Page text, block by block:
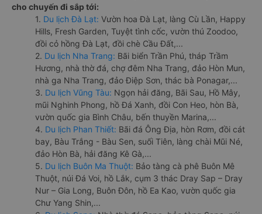
cho chuyến đi sắp tới:
1. Du lịch Đà Lạt: Vườn hoa Đà Lạt, làng Cù Lần, Happy
Hills, Fresh Garden, Tuyệt tình cốc, vườn thú Zoodoo,
đồi cỏ hồng Đà Lạt, đồi chè Cầu Đất,...
2. Du lịch Nha Trang: Bãi biển Trần Phú, tháp Trầm
Hương, nhà thờ đá, chợ đêm Nha Trang, đảo Hòn Mun,
nhà ga Nha Trang, đảo Điệp Sơn, thác bà Ponagar,...
3. Du lịch Vũng Tàu: Ngọn hải đăng, Bãi Sau, Hồ Mây,
mũi Nghinh Phong, hồ Đá Xanh, đồi Con Heo, hòn Bà,
vườn quốc gia Bình Châu, bến thuyền Marina,...
4. Du lịch Phan Thiết: Bãi đá Ông Địa, hòn Rơm, đồi cát
bay, Bàu Trắng - Bàu Sen, suối Tiên, làng chài Mũi Né,
đảo Hòn Bà, hải đăng Kê Gà,...
5. Du lịch Buôn Ma Thuột: Bảo tàng cà phê Buôn Mê
Thuột, núi Đá Voi, hồ Lắk, cụm 3 thác Dray Sap – Dray
Nur – Gia Long, Buôn Đôn, hồ Ea Kao, vườn quốc gia
Chư Yang Shin,...